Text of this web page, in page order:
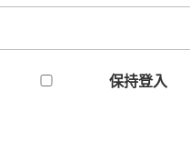
保持登入